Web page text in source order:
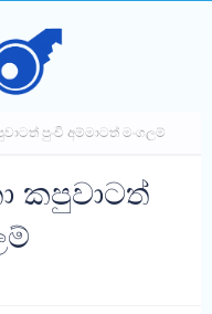
පුංචි අම්මාටත් මංගලම්
කපුවාටත්